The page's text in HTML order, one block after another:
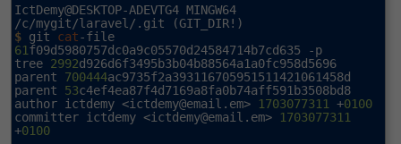
IctDemy@DESKTOP-ADEVTG4 MINGW64
$ git cat
61f09d5980757dc0a9c05570d24584714b7cd635 -p
tree 2992d926d6f3495b3b04b88564a1a0fc958d5696
parent 700444ac9735f2a393116705951511421061458d
parent 53c4ef4ea87f4d7169a8fa0b74aff591b3508bd8
author ictdemy <ictdemy@email.em> 1703077311 +0100
committer ictdemy <ictdemy@email.em>
1703077311
+0100